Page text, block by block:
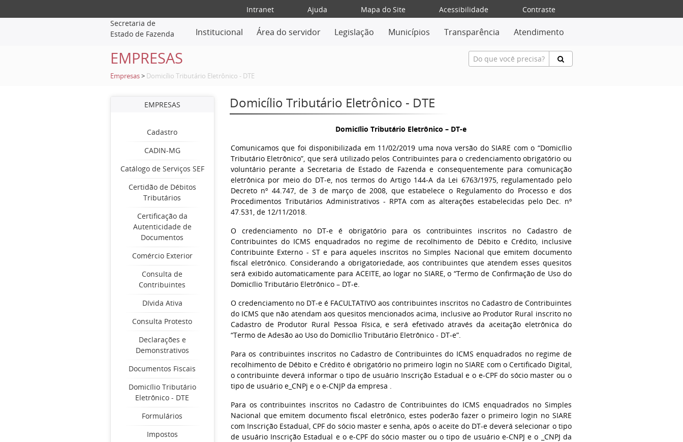
Intranet Ajuda Mapa do Site Acessibilidade
Contraste
Secretaria de
Estado de Fazenda
Institucional Área do servidor Legislação Municípios Transparência Atendimento
EMPRESAS
Empresas > Domicílio Tributário Eletrônico - DTE
EMPRESAS
Cadastro
CADIN-MG
Catálogo de Serviços SEF
Certidão de Débitos
Tributários
Certificação da
Autenticidade de
Documentos
Comércio Exterior
Consulta de
Contribuintes
Dívida Ativa
Consulta Protesto
Declarações e
Demonstrativos
Documentos Fiscais
Domicílio Tributário
Eletrônico - DTE
Formulários
Impostos
Domicílio Tributário Eletrônico - DTE
Domicílio Tributário Eletrônico – DT-e
Comunicamos que foi disponibilizada em 11/02/2019 uma nova versão do SIARE com o “Domicílio
Tributário Eletrônico”, que será utilizado pelos Contribuintes para o credenciamento obrigatório ou
voluntário perante a Secretaria de Estado de Fazenda e consequentemente para comunicação
eletrônica por meio do DT-e, nos termos do Artigo 144-A da Lei 6763/1975, regulamentado pelo
Decreto nº 44.747, de 3 de março de 2008, que estabelece o Regulamento do Processo e dos
Procedimentos Tributários Administrativos - RPTA com as alterações estabelecidas pelo Dec. nº
47.531, de 12/11/2018.
O credenciamento no DT-e é obrigatório para os contribuintes inscritos no Cadastro de
Contribuintes do ICMS enquadrados no regime de recolhimento de Débito e Crédito, inclusive
Contribuinte Externo - ST e para aqueles inscritos no Simples Nacional que emitem documento
fiscal eletrônico. Considerando a obrigatoriedade, aos contribuintes que atendem esses quesitos
será exibido automaticamente para ACEITE, ao logar no SIARE, o “Termo de Confirmação de Uso do
Domicílio Tributário Eletrônico – DT-e.
O credenciamento no DT-e é FACULTATIVO aos contribuintes inscritos no Cadastro de Contribuintes
do ICMS que não atendam aos quesitos mencionados acima, inclusive ao Produtor Rural inscrito no
Cadastro de Produtor Rural Pessoa Física, e será efetivado através da aceitação eletrônica do
“Termo de Adesão ao Uso do Domicílio Tributário Eletrônico - DT-e”.
Para os contribuintes inscritos no Cadastro de Contribuintes do ICMS enquadrados no regime de
recolhimento de Débito e Crédito é obrigatório no primeiro login no SIARE com o Certificado Digital,
o contribuinte deverá informar o tipo de usuário Inscrição Estadual e o e-CPF do sócio master ou o
tipo de usuário e_CNPj e o e-CNJP da empresa .
Para os contribuintes inscritos no Cadastro de Contribuintes do ICMS enquadrados no Simples
Nacional que emitem documento fiscal eletrônico, estes poderão fazer o primeiro login no SIARE
com Inscrição Estadual, CPF do sócio master e senha, após o aceite do DT-e deverá selecionar o tipo
de usuário Inscrição Estadual e o e-CPF do sócio master ou o tipo de usuário e-CNPJ e o _CNPJ da